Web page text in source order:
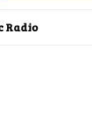
Radio